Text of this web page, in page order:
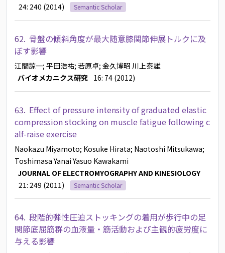
24: 240 (2014)
Semantic Scholar
62. 骨盤の傾斜角度が最大随意膝関節伸展トルクに及
ぼす影響
江間諒一; 平田浩祐; 若原卓; 金久博昭 川上泰雄
バイオメカニクス研究 16: 74 (2012)
63. Effect of pressure intensity of graduated elastic
compression stocking on muscle fatigue following c
alf-raise exercise
Naokazu Miyamoto; Kosuke Hirata; Naotoshi Mitsukawa;
Toshimasa Yanai Yasuo Kawakami
JOURNAL OF ELECTROMYOGRAPHY AND KINESIOLOGY
21: 249 (2011)
Semantic Scholar
64. 段階的弾性圧迫ストッキングの着用が歩行中の足
関節底屈筋群の血液量・筋活動および主観的疲労度に
与える影響